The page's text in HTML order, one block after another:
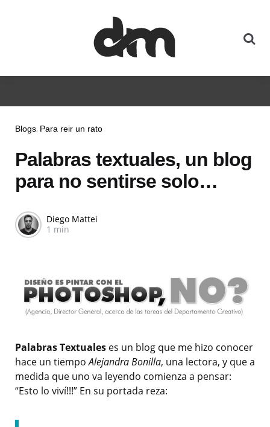
Blogs Para reir un rato
Palabras textuales, un blog
para no sentirse solo…
Diego Mattei
1 min
Palabras Textuales es un blog que me hizo conocer
hace un tiempoAlejandra Bonilla, una lectora, y que a
medida que uno va leyendo comienza a pensar:
“Esto lo viví!!!” En su portada reza: